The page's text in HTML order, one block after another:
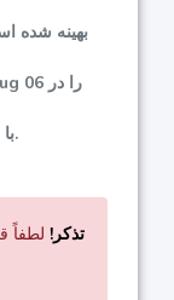
بهینه شده
پیش‌بینی کرده‌اند.
تذکر! لطفاً